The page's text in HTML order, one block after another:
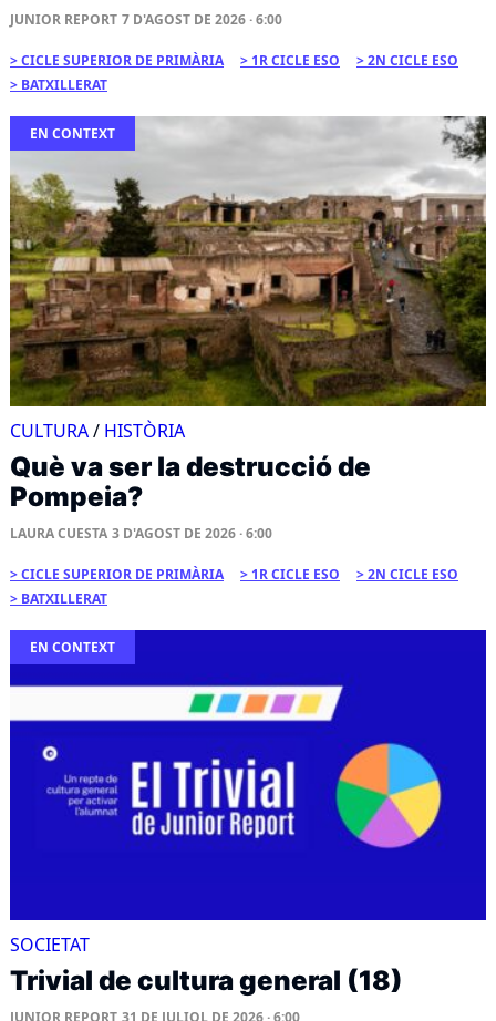
JUNIOR REPORT 7 D'AGOST DE 2026 · 6:00
CICLE SUPERIOR DE PRIMÀRIA 1R CICLE ESO
2N CICLE ESO
BATXILLERAT
EN CONTEXT
CULTURA/ HISTÒRIA
Què va ser la destrucció de
Pompeia?
LAURA CUESTA 3 D'AGOST DE 2026 · 6:00
CICLE SUPERIOR DE PRIMÀRIA 1R CICLE ESO
2N CICLE ESO
BATXILLERAT
EN CONTEXT
SOCIETAT
Trivial de cultura general (18)
JUNIOR REPORT 31 DE JULIOL DE 2026 · 6:00